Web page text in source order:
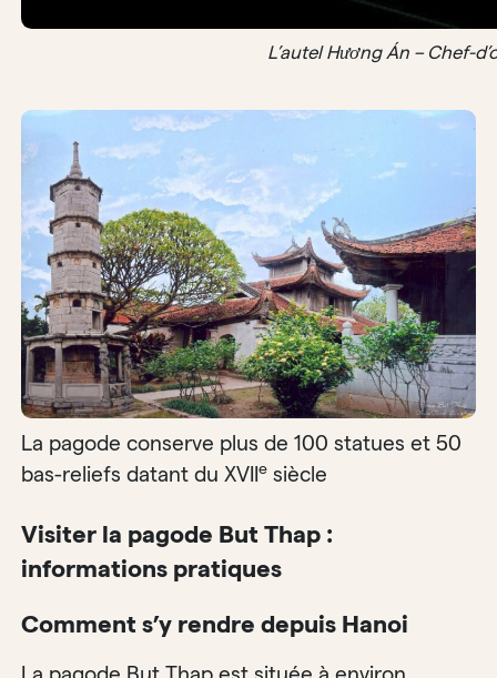
L’autel Hương Án – Chef-
La pagode conserve plus de 100 statues et 50
bas-reliefs datant du XVIIe siècle
Visiter la pagode But Thap :
informations pratiques
Comment s’y rendre depuis Hanoi